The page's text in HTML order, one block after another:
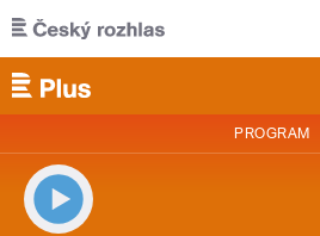
Přejít k hlavnímu obsahu
PROGRAM